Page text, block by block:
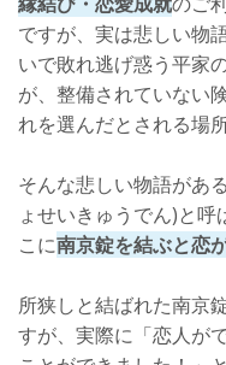
ですが、実は悲しい物
いで敗れ逃げ惑う平家
が、整備されていない
れを選んだとされる場所
そんな悲しい物語があ
ょせいきゅうでん)と
こに南京錠を結ぶと恋
所狭しと結ばれた南京
すが、実際に「恋人が